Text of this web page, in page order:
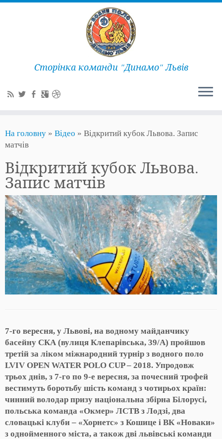
Сторінка команди "Динамо" Львів
На головну » Відео » Відкритий кубок Львова. Запис
матчів
Відкритий кубок Львова.
Запис матчів
7-го вересня, у Львові, на водному майданчику
басейну СКА (вулиця Клепарівська, 39/А) пройшов
третій за ліком міжнародний турнір з водного поло
LVIV OPEN WATER POLO CUP – 2018. Упродовж
трьох днів, з 7-го по 9-е вересня, за почесний трофей
вестимуть боротьбу шість команд з чотирьох країн:
чинний володар призу національна збірна Білорусі,
польська команда «Окмер» ЛСТВ з Лодзі, два
словацькі клуби – «Хорнетс» з Кошице і ВК «Новаки»
з однойменного міста, а також дві львівські команди